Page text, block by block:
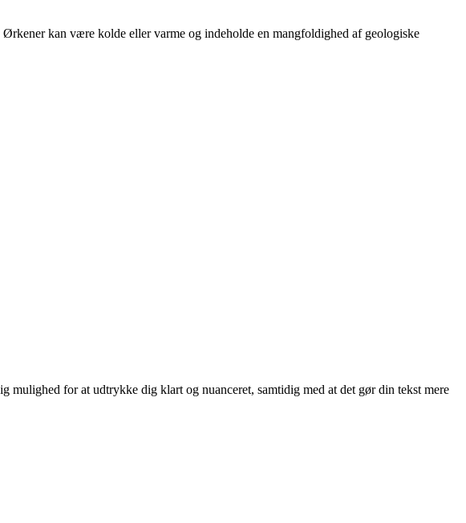
kan være kolde eller varme og indeholde en mangfoldighed af geologiske
for at udtrykke dig klart og nuanceret, samtidig med at det gør din tekst mere